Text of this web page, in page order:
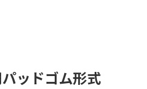
ッドゴム形式